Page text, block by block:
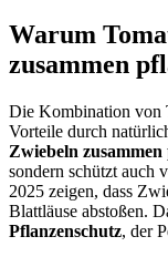
Warum
zusammen
Die Kombination von
Vorteile durch
Zwiebeln zusammen
sondern schützt auch
2025 zeigen, dass
Blattläuse abstoßen.
Pflanzenschutz, der